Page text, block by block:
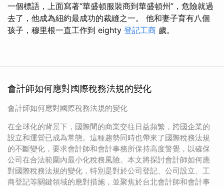
一個標語，上面寫著“華盛頓服裝商到華盛頓州”，危險就過
去了，他成為紐約最成功的裁縫之一。 他和妻子育有八個
孩子，穆里根一直工作到 eighty 登記工商 歲。
會計師如何應對國際稅務法規的變化
會計師如何應對國際稅務法規的變化
在全球化的背景下，國際間的商業交往日益頻繁，跨國企業的
設立和運營已成為常態。這種趨勢同時也帶來了國際稅務法規
的不斷變化，要求會計師和會計事務所保持高度警覺，以確保
公司在合法範圍內最小化稅務風險。本文將探討會計師如何應
對國際稅務法規的變化，特別是對於公司登記、公司設立、工
商登記等關鍵領域的應對措施，並聚焦於台北會計師和會計事